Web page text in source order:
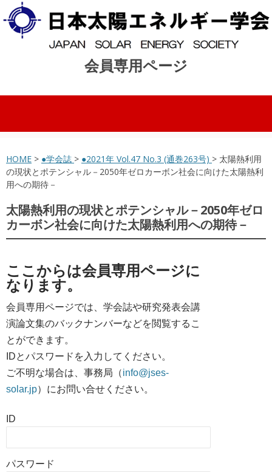
会員専用ページ
コンテンツへスキップ
HOME > ●学会誌 > ●2021年 Vol.47 No.3 (通巻263号) > 太陽熱利用
の現状とポテンシャル－2050年ゼロカーボン社会に向けた太陽熱利
用への期待－
太陽熱利用の現状とポテンシャル－2050年ゼロ
カーボン社会に向けた太陽熱利用への期待－
ここからは会員専用ページに
なります。
会員専用ページでは、学会誌や研究発表会講
演論文集のバックナンバーなどを閲覧するこ
とができます。
IDとパスワードを入力してください。
ご不明な場合は、事務局（info@jses-
solar.jp）にお問い合せください。
ID
パスワード